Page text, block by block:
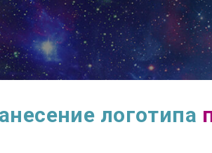
логотипа